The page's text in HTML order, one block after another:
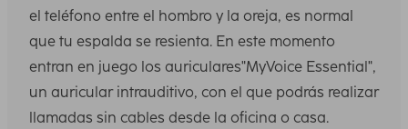
el teléfono entre el hombro y la oreja, es normal
que tu espalda se resienta. En este momento
entran en juego los auriculares"MyVoice Essential",
un auricular intrauditivo, con el que podrás realizar
llamadas sin cables desde la oficina o casa.